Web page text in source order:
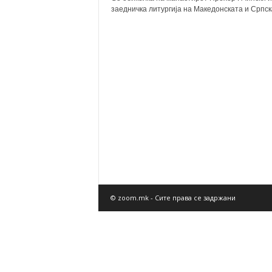
заедничка литургија на Македонската и
© zoom.mk - Сите права се задржани